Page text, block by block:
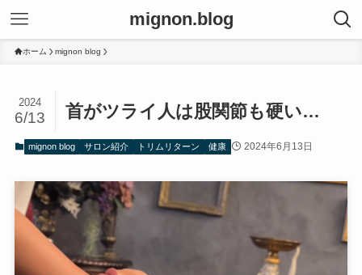
mignon.blog
ホーム mignon blog
首がツライ人は股関節も硬い…
2024
6/13
mignon blog サロン紹介 トリムリターン 健康 2024年6月13日